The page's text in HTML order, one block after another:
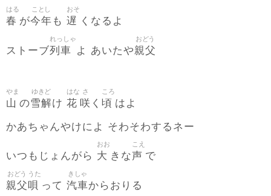
春
はる
が今年
ことし
も 遅
おそ
くなるよ
ストーブ列車
れっしゃ
よ あいたや親父
おどう
山
やま
の雪解
ゆきど
け 花
はな
咲
さ
く 頃
ころ
はよ
かあちゃんやけによ そわそわするネー
いつもじょんがら 大
おお
きな声
こえ
で
親父
おどう
唄
うた
って 汽車
きしゃ
からおりる